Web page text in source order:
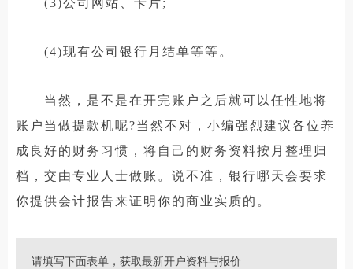
(3)公司网站、卡片;
(4)现有公司银行月结单等等。
当然，是不是在开完账户之后就可以任性地将
账户当做提款机呢?当然不对，小编强烈建议各位养
成良好的财务习惯，将自己的财务资料按月整理归
档，交由专业人士做账。说不准，银行哪天会要求
你提供会计报告来证明你的商业实质的。
请填写下面表单，获取最新开户资料与报价